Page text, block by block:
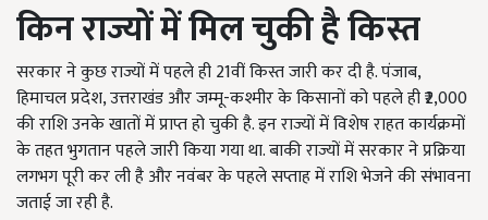
किन राज्यों में मिल चुकी है किस्त
सरकार ने कुछ राज्यों में पहले ही 21वीं किस्त जारी कर दी है. पंजाब,
हिमाचल प्रदेश, उत्तराखंड और जम्मू-कश्मीर के किसानों को पहले ही ₹2,000
की राशि उनके खातों में प्राप्त हो चुकी है. इन राज्यों में विशेष राहत कार्यक्रमों
के तहत भुगतान पहले जारी किया गया था. बाकी राज्यों में सरकार ने प्रक्रिया
लगभग पूरी कर ली है और नवंबर के पहले सप्ताह में राशि भेजने की संभावना
जताई जा रही है.